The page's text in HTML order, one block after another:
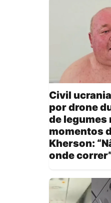
Civil
por drone
de legumes
momentos
Kherson:
onde